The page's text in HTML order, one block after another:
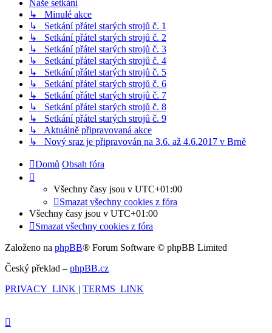
Naše setkání
↳ Minulé akce
↳ Setkání přátel starých strojů č. 1
↳ Setkání přátel starých strojů č. 2
↳ Setkání přátel starých strojů č. 3
↳ Setkání přátel starých strojů č. 4
↳ Setkání přátel starých strojů č. 5
↳ Setkání přátel starých strojů č. 6
↳ Setkání přátel starých strojů č. 7
↳ Setkání přátel starých strojů č. 8
↳ Setkání přátel starých strojů č. 9
↳ Aktuálně připravovaná akce
↳ Nový sraz je připravován na 3.6. až 4.6.2017 v Brně
Domů Obsah fóra
Všechny časy jsou v UTC+01:00
Smazat všechny cookies z fóra
Všechny časy jsou v UTC+01:00
Smazat všechny cookies z fóra
Založeno na phpBB® Forum Software © phpBB Limited
Český překlad – phpBB.cz
PRIVACY_LINK | TERMS_LINK